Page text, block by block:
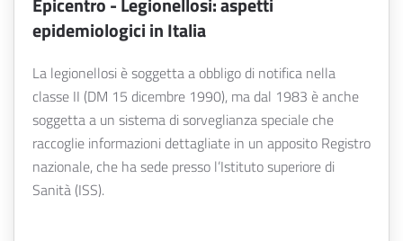
epidemiologici in Italia
La legionellosi è soggetta a obbligo di notifica nella
classe II (DM 15 dicembre 1990), ma dal 1983 è anche
soggetta a un sistema di sorveglianza speciale che
raccoglie informazioni dettagliate in un apposito Registro
nazionale, che ha sede presso l’Istituto superiore di
Sanità (ISS).